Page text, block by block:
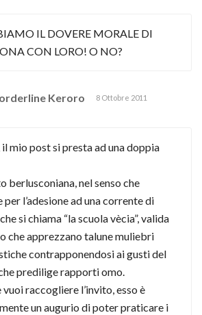
IL DOVERE MORALE DI
CON LORO! O NO?
Keroro 8 Ottobre 2011
il mio post si presta ad una doppia
berlusconiana, nel senso che
per l’adesione ad una corrente di
si chiama “la scuola vècia”, valida
che apprezzano talune muliebri
contrapponendosi ai gusti del
predilige rapporti omo.
vuoi raccogliere l’invito, esso è
un augurio di poter praticare i